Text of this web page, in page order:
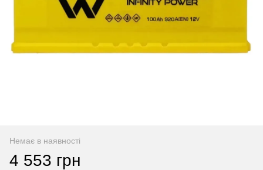
Немає в наявності
4 553 грн